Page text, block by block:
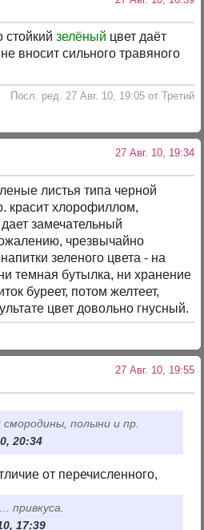
стойкийзелёный цвет даёт
вносит сильного травяного
Посл. ред. 27 Авг. 10, 19:05 от Третий
27 Авг. 10, 19:34
листья типа черной
красит хлорофиллом,
замечательный
чрезвычайно
зеленого цвета - на
темная бутылка, ни хранение
буреет, потом желтеет,
цвет довольно гнусный.
27 Авг. 10, 19:55
полыни и пр.
20:34
от перечисленного,
привкуса.
17:39